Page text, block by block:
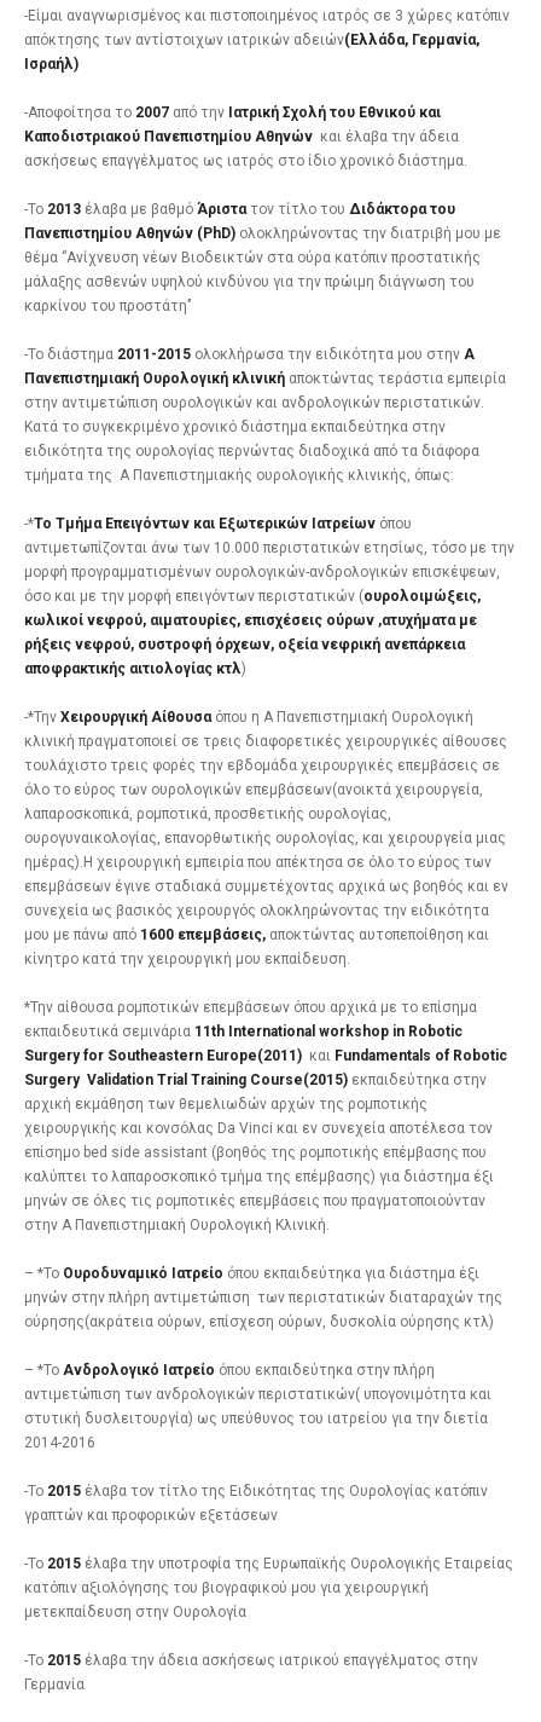
-Είμαι αναγνωρισμένος και πιστοποιημένος ιατρός σε 3 χώρες κατόπιν
απόκτησης των αντίστοιχων ιατρικών αδειών(Ελλάδα, Γερμανία,
Ισραήλ)
-Αποφοίτησα το 2007 από την Ιατρική Σχολή του Εθνικού και
Καποδιστριακού Πανεπιστημίου Αθηνών και έλαβα την άδεια
ασκήσεως επαγγέλματος ως ιατρός στο ίδιο χρονικό διάστημα.
-Το 2013 έλαβα με βαθμό Άριστατον τίτλο του Διδάκτορα του
Πανεπιστημίου Αθηνών (PhD) ολοκληρώνοντας την διατριβή μου με
θέμα ‘’Ανίχνευση νέων Βιοδεικτών στα ούρα κατόπιν προστατικής
μάλαξης ασθενών υψηλού κινδύνου για την πρώιμη διάγνωση του
καρκίνου του προστάτη’’
-Το διάστημα 2011-2015 ολοκλήρωσα την ειδικότητα μου στην Α
Πανεπιστημιακή Ουρολογική κλινική αποκτώντας τεράστια εμπειρία
στην αντιμετώπιση ουρολογικών και ανδρολογικών περιστατικών.
Κατά το συγκεκριμένο χρονικό διάστημα εκπαιδεύτηκα στην
ειδικότητα της ουρολογίας περνώντας διαδοχικά από τα διάφορα
τμήματα της Α Πανεπιστημιακής ουρολογικής κλινικής, όπως:
-*Το Τμήμα Επειγόντων και Εξωτερικών Ιατρείων όπου
αντιμετωπίζονται άνω των 10.000 περιστατικών ετησίως, τόσο με την
μορφή προγραμματισμένων ουρολογικών-ανδρολογικών επισκέψεων,
όσο και με την μορφή επειγόντων περιστατικών (ουρολοιμώξεις,
κωλικοί νεφρού, αιματουρίες, επισχέσεις ούρων ,ατυχήματα με
ρήξεις νεφρού, συστροφή όρχεων, οξεία νεφρική ανεπάρκεια
αποφρακτικής αιτιολογίας κτλ)
-*Την Χειρουργική Αίθουσα όπου η Α Πανεπιστημιακή Ουρολογική
κλινική πραγματοποιεί σε τρεις διαφορετικές χειρουργικές αίθουσες
τουλάχιστο τρεις φορές την εβδομάδα χειρουργικές επεμβάσεις σε
όλο το εύρος των ουρολογικών επεμβάσεων(ανοικτά χειρουργεία,
λαπαροσκοπικά, ρομποτικά, προσθετικής ουρολογίας,
ουρογυναικολογίας, επανορθωτικής ουρολογίας, και χειρουργεία μιας
ημέρας).Η χειρουργική εμπειρία που απέκτησα σε όλο το εύρος των
επεμβάσεων έγινε σταδιακά συμμετέχοντας αρχικά ως βοηθός και εν
συνεχεία ως βασικός χειρουργός ολοκληρώνοντας την ειδικότητα
μου με πάνω από 1600 επεμβάσεις, αποκτώντας αυτοπεποίθηση και
κίνητρο κατά την χειρουργική μου εκπαίδευση.
*Την αίθουσα ρομποτικών επεμβάσεων όπου αρχικά με το επίσημα
εκπαιδευτικά σεμινάρια 11th International workshop in Robotic
Surgery for Southeastern Europe(2011) και Fundamentals of Robotic
Surgery Validation Trial Training Course(2015) εκπαιδεύτηκα στην
αρχική εκμάθηση των θεμελιωδών αρχών της ρομποτικής
χειρουργικής και κονσόλας Da Vinci και εν συνεχεία αποτέλεσα τον
επίσημο bed side assistant (βοηθός της ρομποτικής επέμβασης που
καλύπτει το λαπαροσκοπικό τμήμα της επέμβασης) για διάστημα έξι
μηνών σε όλες τις ρομποτικές επεμβάσεις που πραγματοποιούνταν
στην Α Πανεπιστημιακή Ουρολογική Κλινική.
– *Το Ουροδυναμικό Ιατρείο όπου εκπαιδεύτηκα για διάστημα έξι
μηνών στην πλήρη αντιμετώπιση των περιστατικών διαταραχών της
ούρησης(ακράτεια ούρων, επίσχεση ούρων, δυσκολία ούρησης κτλ)
– *Το Ανδρολογικό Ιατρείο όπου εκπαιδεύτηκα στην πλήρη
αντιμετώπιση των ανδρολογικών περιστατικών( υπογονιμότητα και
στυτική δυσλειτουργία) ως υπεύθυνος του ιατρείου για την διετία
2014-2016
-Το 2015 έλαβα τον τίτλο της Ειδικότητας της Ουρολογίας κατόπιν
γραπτών και προφορικών εξετάσεων
-Το 2015 έλαβα την υποτροφία της Ευρωπαϊκής Ουρολογικής Εταιρείας
κατόπιν αξιολόγησης του βιογραφικού μου για χειρουργική
μετεκπαίδευση στην Ουρολογία
-To 2015 έλαβα την άδεια ασκήσεως ιατρικού επαγγέλματος στην
Γερμανία